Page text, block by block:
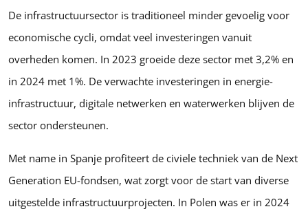
De infrastructuursector is traditioneel minder gevoelig voor
economische cycli, omdat veel investeringen vanuit
overheden komen. In 2023 groeide deze sector met 3,2% en
in 2024 met 1%. De verwachte investeringen in energie-
infrastructuur, digitale netwerken en waterwerken blijven de
sector ondersteunen.
Met name in Spanje profiteert de civiele techniek van de Next
Generation EU-fondsen, wat zorgt voor de start van diverse
uitgestelde infrastructuurprojecten. In Polen was er in 2024